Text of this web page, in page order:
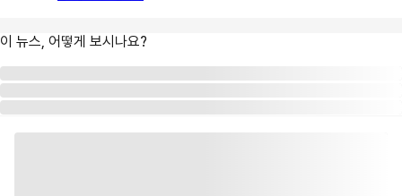
이 뉴스, 어떻게 보시나요?